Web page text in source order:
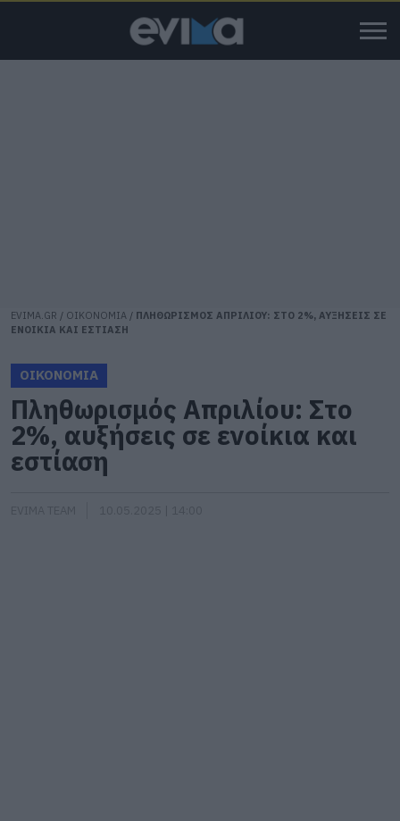
EVIMA.GR / ΟΙΚΟΝΟΜΙΑ / ΠΛΗΘΩΡΙΣΜΟΣ ΑΠΡΙΛΙΟΥ: ΣΤΟ 2%, ΑΥΞΗΣΕΙΣ ΣΕ
ΕΝΟΙΚΙΑ ΚΑΙ ΕΣΤΙΑΣΗ
ΟΙΚΟΝΟΜΙΑ
Πληθωρισμός Απριλίου: Στο
2%, αυξήσεις σε ενοίκια και
εστίαση